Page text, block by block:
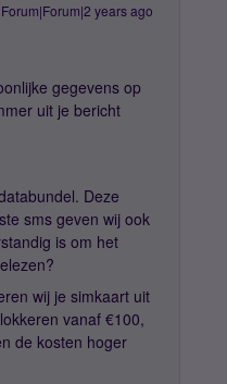
Forum|Forum|2 years ago
gegevens op
uit je bericht
Deze
sms geven wij ook
is om het
wij je simkaart uit
vanaf €100,
de kosten hoger